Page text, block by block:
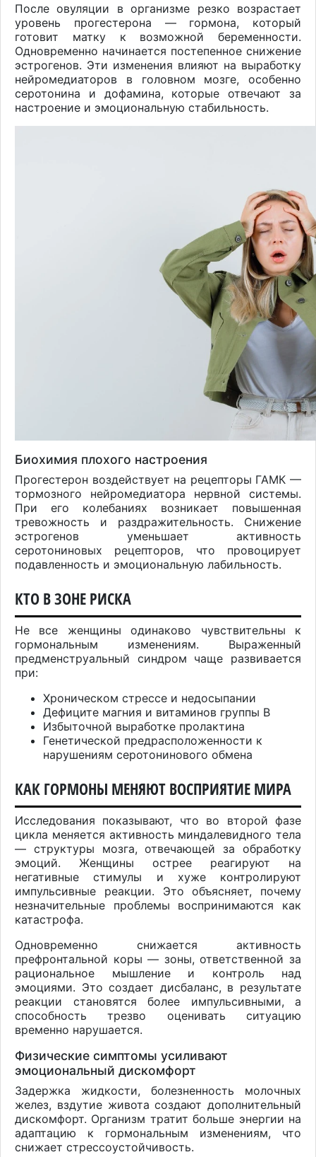
После овуляции в организме резко возрастает
уровень прогестерона — гормона, который
готовит матку к возможной беременности.
Одновременно начинается постепенное снижение
эстрогенов. Эти изменения влияют на выработку
нейромедиаторов в головном мозге, особенно
серотонина и дофамина, которые отвечают за
настроение и эмоциональную стабильность.
Биохимия плохого настроения
Прогестерон воздействует на рецепторы ГАМК —
тормозного нейромедиатора нервной системы.
При его колебаниях возникает повышенная
тревожность и раздражительность. Снижение
эстрогенов уменьшает активность
серотониновых рецепторов, что провоцирует
подавленность и эмоциональную лабильность.
КТО В ЗОНЕ РИСКА
Не все женщины одинаково чувствительны к
гормональным изменениям. Выраженный
предменструальный синдром чаще развивается
при:
Хроническом стрессе и недосыпании
Дефиците магния и витаминов группы В
Избыточной выработке пролактина
Генетической предрасположенности к
нарушениям серотонинового обмена
КАК ГОРМОНЫ МЕНЯЮТ ВОСПРИЯТИЕ МИРА
Исследования показывают, что во второй фазе
цикла меняется активность миндалевидного тела
— структуры мозга, отвечающей за обработку
эмоций. Женщины острее реагируют на
негативные стимулы и хуже контролируют
импульсивные реакции. Это объясняет, почему
незначительные проблемы воспринимаются как
катастрофа.
Одновременно снижается активность
префронтальной коры — зоны, ответственной за
рациональное мышление и контроль над
эмоциями. Это создает дисбаланс, в результате
реакции становятся более импульсивными, а
способность трезво оценивать ситуацию
временно нарушается.
Физические симптомы усиливают
эмоциональный дискомфорт
Задержка жидкости, болезненность молочных
желез, вздутие живота создают дополнительный
дискомфорт. Организм тратит больше энергии на
адаптацию к гормональным изменениям, что
снижает стрессоустойчивость.